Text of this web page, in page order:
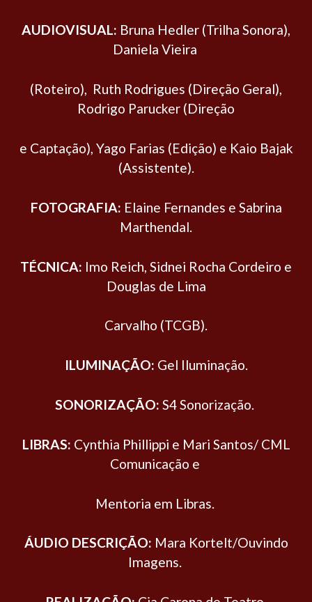
AUDIOVISUAL: Bruna Hedler (Trilha Sonora),
Daniela Vieira
(Roteiro), Ruth Rodrigues (Direção Geral),
Rodrigo Parucker (Direção
e Captação), Yago Farias (Edição) e Kaio Bajak
(Assistente).
FOTOGRAFIA: Elaine Fernandes e Sabrina
Marthendal.
TÉCNICA: Imo Reich, Sidnei Rocha Cordeiro e
Douglas de Lima
Carvalho (TCGB).
ILUMINAÇÃO: Gel Iluminação.
SONORIZAÇÃO: S4 Sonorização.
LIBRAS: Cynthia Phillippi e Mari Santos/ CML
Comunicação e
Mentoria em Libras.
ÁUDIO DESCRIÇÃO: Mara Kortelt/Ouvindo
Imagens.